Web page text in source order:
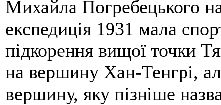
Михайла Погребецького
експедиція 1931 мала
підкорення вищої точки
на вершину Хан-Тенгрі,
вершину, яку пізніше